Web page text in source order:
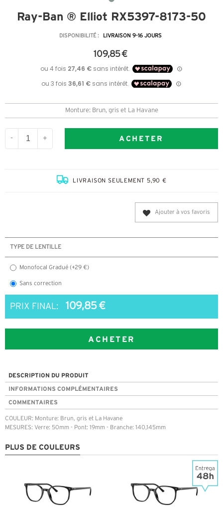
Ray-Ban ® Elliot RX5397-8173-50
DISPONIBILITÉ : LIVRAISON 9-16 JOURS
109,85 €
Monture: Brun, gris et La Havane
- + ACHETER
LIVRAISON SEULEMENT 5,90 €
Ajouter à vos favoris
TYPE DE LENTILLE
Monofocal Gradué (+29 €)
Sans correction
PRIX FINAL: 109,85 €
ACHETER
DESCRIPTION DU PRODUIT
INFORMATIONS COMPLÉMENTAIRES
COMMENTAIRES
COULEUR: Monture: Brun, gris et La Havane
MESURES: Verre: 50mm - Pont: 19mm - Branche: 140,145mm
PLUS DE COULEURS